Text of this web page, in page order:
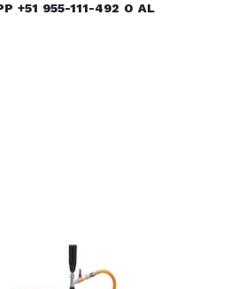
+51 955-111-492 O AL